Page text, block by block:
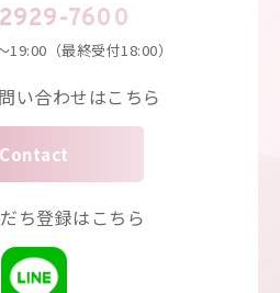
7600
19:00（最終受付18:00）
い合わせはこちら
Contact
ち登録はこちら